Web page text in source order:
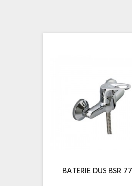
BATERIE DUS BSR 77